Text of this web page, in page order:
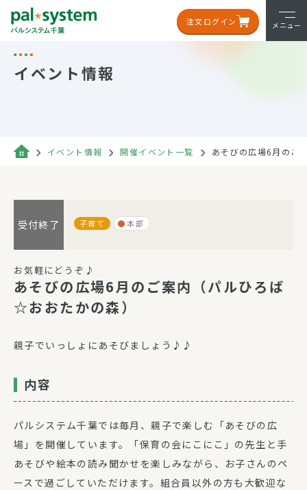
注文ログイン メニュー
イベント情報
イベント情報 開催イベント一覧 あそびの広場6月の
受付終了 子育て 本部
お気軽にどうぞ♪
あそびの広場6月のご案内（パルひろば
☆おおたかの森）
親子でいっしょにあそびましょう♪♪
内容
パルシステム千葉では毎月、親子で楽しむ「あそびの広
場」を開催しています。「保育の会にこにこ」の先生と手
あそびや絵本の読み聞かせを楽しみながら、お子さんのペ
ースで過ごしていただけます。組合員以外の方も大歓迎な